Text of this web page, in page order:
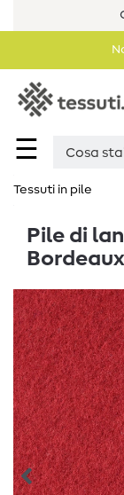
☰
Tessuti in pile
Pile di